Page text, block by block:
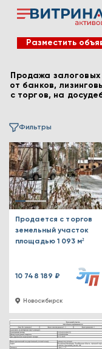
Разместить
Продажа залоговых
от банков,
с торгов, на
Фильтры
Новосибирск
Продается с торгов
земельный участок
площадью 1 093 м²
10 748 189 ₽